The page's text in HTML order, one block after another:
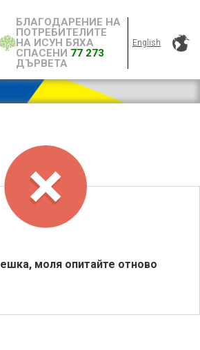
БЛАГОДАРЕНИЕ НА
ПОТРЕБИТЕЛИТЕ
НА ИСУН БЯХА
СПАСЕНИ 77 273
ДЪРВЕТА
English
моля опитайте отново